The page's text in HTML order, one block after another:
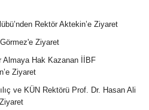
Rektör Aktekin’e Ziyaret
Ziyaret
Almaya Hak Kazanan İİBF
Ziyaret
ve KÜN Rektörü Prof. Dr. Hasan Ali